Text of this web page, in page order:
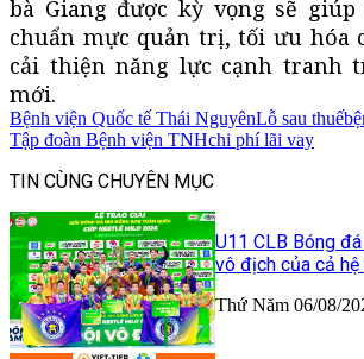
bà Giang được kỳ vọng sẽ giúp
chuẩn mực quản trị, tối ưu hóa
cải thiện năng lực cạnh tranh
mới.
Bệnh viện Quốc tế Thái NguyênLỗ sau thuế
Tập đoàn Bệnh viện TNHchi phí lãi vay
TIN CÙNG CHUYÊN MỤC
U11 CLB Bóng
vô địch của cả hệ
Thứ Năm 06/08/